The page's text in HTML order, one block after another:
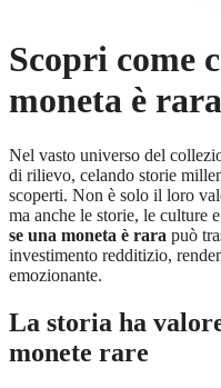
Scopri come
moneta è rara
Nel vasto universo del
di rilievo, celando storie
scoperti. Non è solo il loro
ma anche le storie, le culture
se una moneta è rara può
investimento redditizio,
emozionante.
La storia ha
monete rare